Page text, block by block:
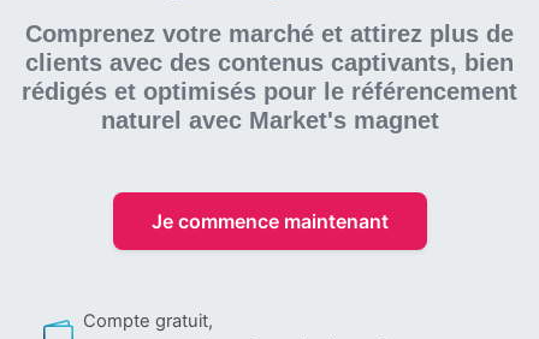
Comprenez votre marché et attirez plus de
clients avec des contenus captivants, bien
rédigés et optimisés pour le référencement
naturel avec Market's magnet
Je commence maintenant
Compte gratuit,